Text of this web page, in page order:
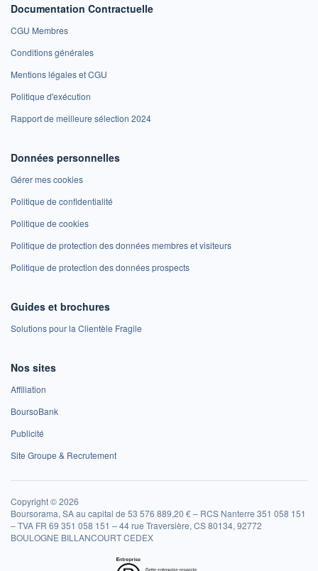
Documentation Contractuelle
CGU Membres
Conditions générales
Mentions légales et CGU
Politique d'exécution
Rapport de meilleure sélection 2024
Données personnelles
Gérer mes cookies
Politique de confidentialité
Politique de cookies
Politique de protection des données membres et visiteurs
Politique de protection des données prospects
Guides et brochures
Solutions pour la Clientèle Fragile
Nos sites
Affiliation
BoursoBank
Publicité
Site Groupe & Recrutement
Copyright © 2026
Boursorama, SA au capital de 53 576 889,20 € – RCS Nanterre 351 058 151
– TVA FR 69 351 058 151 – 44 rue Traversière, CS 80134, 92772
BOULOGNE BILLANCOURT CEDEX